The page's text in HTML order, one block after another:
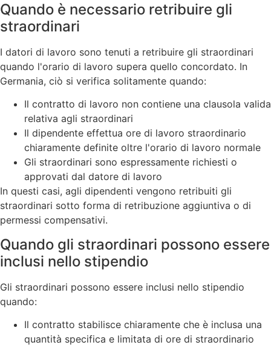
Quando è necessario retribuire gli
straordinari
I datori di lavoro sono tenuti a retribuire gli straordinari
quando l'orario di lavoro supera quello concordato. In
Germania, ciò si verifica solitamente quando:
Il contratto di lavoro non contiene una clausola valida
relativa agli straordinari
Il dipendente effettua ore di lavoro straordinario
chiaramente definite oltre l'orario di lavoro normale
Gli straordinari sono espressamente richiesti o
approvati dal datore di lavoro
In questi casi, agli dipendenti vengono retribuiti gli
straordinari sotto forma di retribuzione aggiuntiva o di
permessi compensativi.
Quando gli straordinari possono essere
inclusi nello stipendio
Gli straordinari possono essere inclusi nello stipendio
quando:
Il contratto stabilisce chiaramente che è inclusa una
quantità specifica e limitata di ore di straordinario